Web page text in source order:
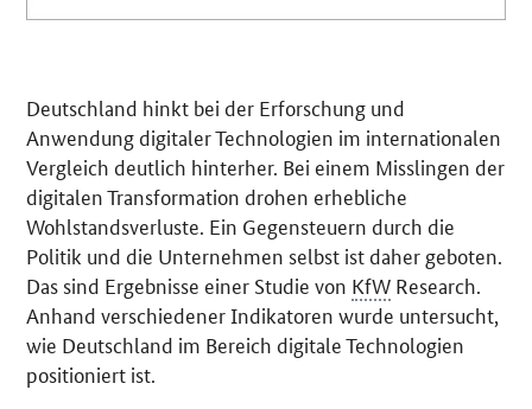
Deutschland hinkt bei der Erforschung und
Anwendung digitaler Technologien im internationalen
Vergleich deutlich hinterher. Bei einem Misslingen der
digitalen Transformation drohen erhebliche
Wohlstandsverluste. Ein Gegensteuern durch die
Politik und die Unternehmen selbst ist daher geboten.
Das sind Ergebnisse einer Studie von KfW Research.
Anhand verschiedener Indikatoren wurde untersucht,
wie Deutschland im Bereich digitale Technologien
positioniert ist.